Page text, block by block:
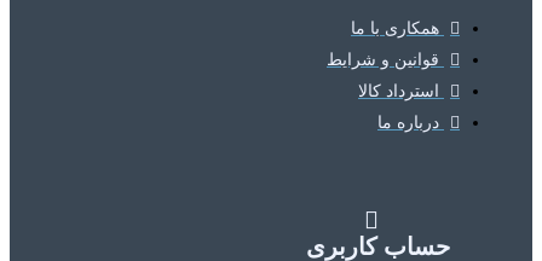
همکاری با ما
قوانین و شرایط
استرداد کالا
درباره ما
حساب کاربری